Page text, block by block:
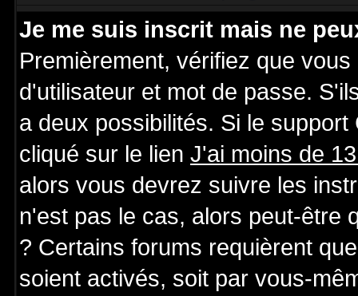
Je me suis inscrit mais ne
Premièrement, vérifiez que
d'utilisateur et mot de passe.
a deux possibilités. Si le
cliqué sur le lien J'ai moins de
alors vous devrez suivre les
n'est pas le cas, alors peut-être
? Certains forums requièrent
soient activés, soit par vous-